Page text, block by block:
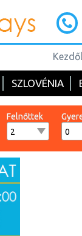
SZLOVÉNIA
Felnőttek